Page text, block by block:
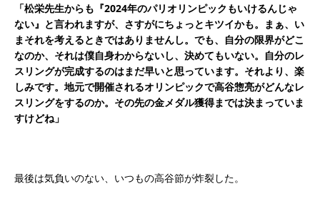
「松栄先生からも『2024年のパリオリンピックもいけるんじゃ
ない』と言われますが、さすがにちょっとキツイかも。まぁ、い
まそれを考えるときではありませんし。でも、自分の限界がどこ
なのか、それは僕自身わからないし、決めてもいない。自分のレ
スリングが完成するのはまだ早いと思っています。それより、楽
しみです。地元で開催されるオリンピックで高谷惣亮がどんなレ
スリングをするのか。その先の金メダル獲得までは決まっていま
すけどね」
最後は気負いのない、いつもの高谷節が炸裂した。